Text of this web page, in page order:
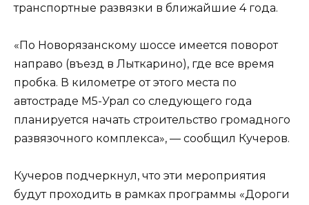
транспортные развязки в ближайшие 4 года.
«По Новорязанскому шоссе имеется поворот
направо (въезд в Лыткарино), где все время
пробка. В километре от этого места по
автостраде М5-Урал со следующего года
планируется начать строительство громадного
развязочного комплекса», — сообщил Кучеров.
Кучеров подчеркнул, что эти мероприятия
будут проходить в рамках программы «Дороги